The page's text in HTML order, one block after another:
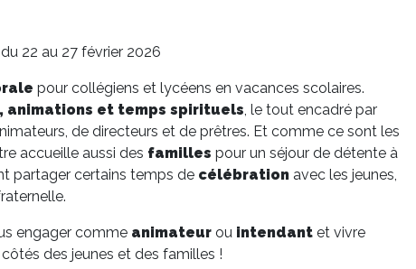
22 au 27 février 2026
pour collégiens et lycéens en vacances scolaires.
animations et temps spirituels, le tout encadré par
de directeurs et de prêtres. Et comme ce sont les
accueille aussi des familles pour un séjour de détente à
partager certains temps de célébration avec les jeunes,
engager comme animateur ou intendant et vivre
des jeunes et des familles !